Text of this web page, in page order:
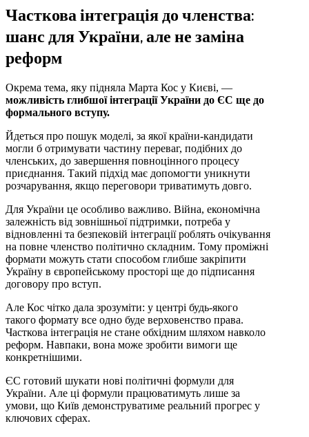
Часткова інтеграція до членства:
шанс для України, але не заміна
реформ
Окрема тема, яку підняла Марта Кос у Києві, —
можливість глибшої інтеграції України до ЄС ще до
формального вступу.
Йдеться про пошук моделі, за якої країни-кандидати
могли б отримувати частину переваг, подібних до
членських, до завершення повноцінного процесу
приєднання. Такий підхід має допомогти уникнути
розчарування, якщо переговори триватимуть довго.
Для України це особливо важливо. Війна, економічна
залежність від зовнішньої підтримки, потреба у
відновленні та безпековій інтеграції роблять очікування
на повне членство політично складним. Тому проміжні
формати можуть стати способом глибше закріпити
Україну в європейському просторі ще до підписання
договору про вступ.
Але Кос чітко дала зрозуміти: у центрі будь-якого
такого формату все одно буде верховенство права.
Часткова інтеграція не стане обхідним шляхом навколо
реформ. Навпаки, вона може зробити вимоги ще
конкретнішими.
ЄС готовий шукати нові політичні формули для
України. Але ці формули працюватимуть лише за
умови, що Київ демонструватиме реальний прогрес у
ключових сферах.